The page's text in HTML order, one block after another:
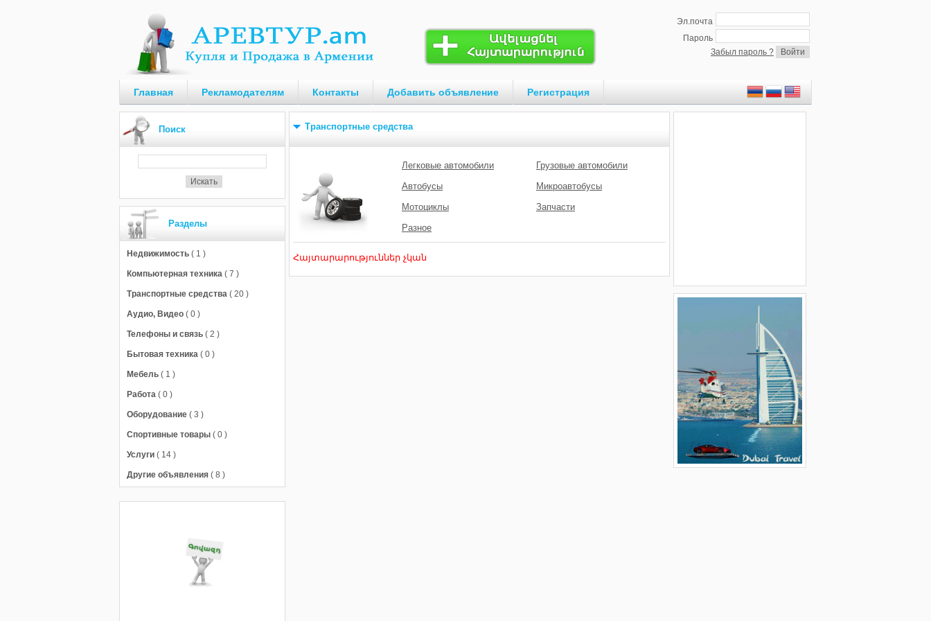
Эл.почта
Пароль
Забыл пароль ?
Главная Рекламодателям Контакты Добавить объявление Регистрация
Поиск
Разделы
Недвижимость ( 1 )
Компьютерная техника ( 7 )
Транспортные средства ( 20 )
Аудио, Видео ( 0 )
Телефоны и связь ( 2 )
Бытовая техника ( 0 )
Мебель ( 1 )
Работа ( 0 )
Оборудование ( 3 )
Спортивные товары ( 0 )
Услуги ( 14 )
Другие объявления ( 8 )
Транспортные средства
Легковые автомобили
Грузовые автомобили
Автобусы
Микроавтобусы
Мотоциклы
Запчасти
Разное
Հայտարարություններ չկան